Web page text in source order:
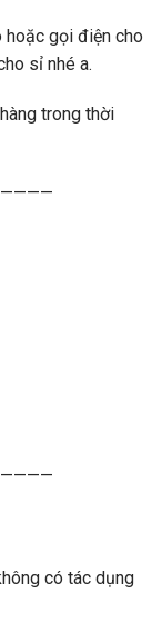
hoặc gọi điện cho
sỉ nhé a.
trong thời
có tác dụng